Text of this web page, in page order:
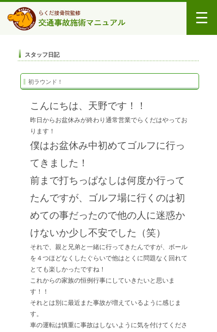
スタッフ日記
初ラウンド！
こんにちは、天野です！！
昨日からお盆休みが終わり通常営業でらくだはやってお
ります！
僕はお盆休み中初めてゴルフに行っ
てきました！
前まで打ちっぱなしは何度か行って
たんですが、ゴルフ場に行くのは初
めての事だったので他の人に迷惑か
けないか少し不安でした（笑）
それで、親と兄弟と一緒に行ってきたんですが、ボール
を４つほどなくしたぐらいで他はとくに問題なく回れて
とても楽しかったですね！
これからの家族の恒例行事にしていきたいと思いま
す！！
それとは別に最近また事故が増えているように感じま
す。
車の運転は慎重に事故はしないように気を付けてくださ